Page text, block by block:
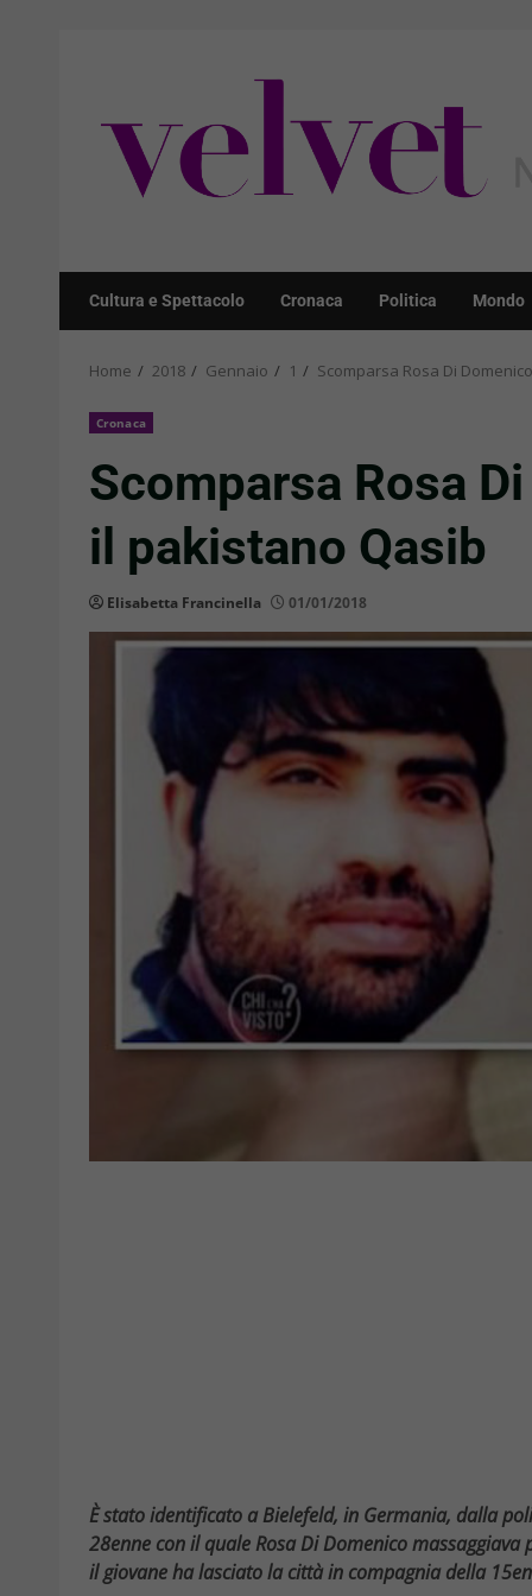
Cultura e Spettacolo Cronaca Politica Mondo
Home 2018 Gennaio 1 Scomparsa Rosa Di
Cronaca
Scomparsa Rosa
il pakistano Qasib
Elisabetta Francinella 01/01/2018
È stato identificato a Bielefeld, in Germania, dalla
28enne con il quale Rosa Di Domenico
il giovane ha lasciato la città in compagnia della